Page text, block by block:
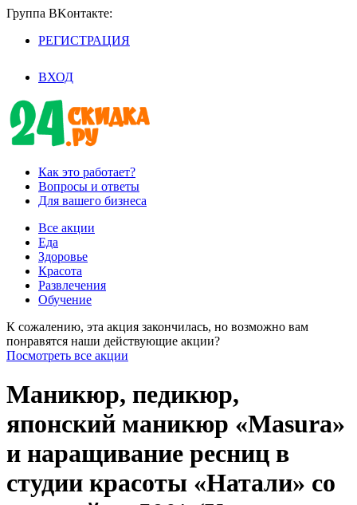
Группа BKoнтaктe:
РЕГИСТРАЦИЯ
ВХОД
Как это работает?
Вопросы и ответы
Для вашего бизнеса
Все акции
Еда
Здоровье
Красота
Развлечения
Обучение
К сожалению, эта акция закончилась, но возможно вам
понравятся наши действующие акции?
Посмотреть все акции
Маникюр, педикюр,
японский маникюр «Masura»
и наращивание ресниц в
студии красоты «Натали» со